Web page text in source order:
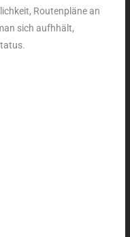
Routenpläne an
sich aufhhält,